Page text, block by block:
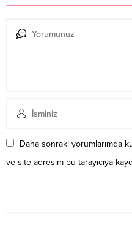
Daha sonraki yorumlarımda
ve site adresim bu tarayıcıya